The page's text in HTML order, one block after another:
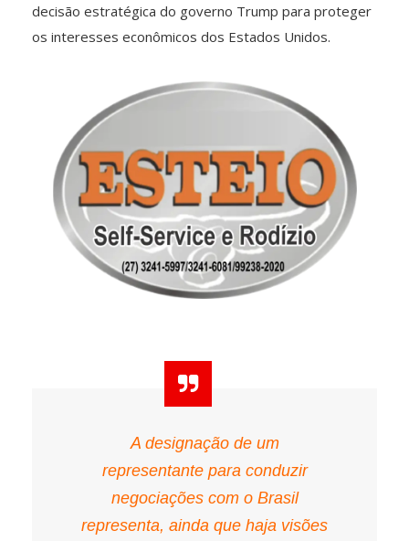
decisão estratégica do governo Trump para proteger
os interesses econômicos dos Estados Unidos.
A designação de um
representante para conduzir
negociações com o Brasil
representa, ainda que haja visões